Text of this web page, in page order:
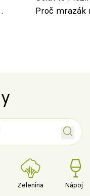
Proč
Zelenina Nápoje